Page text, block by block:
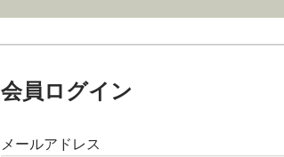
会員ログイン
メールアドレス